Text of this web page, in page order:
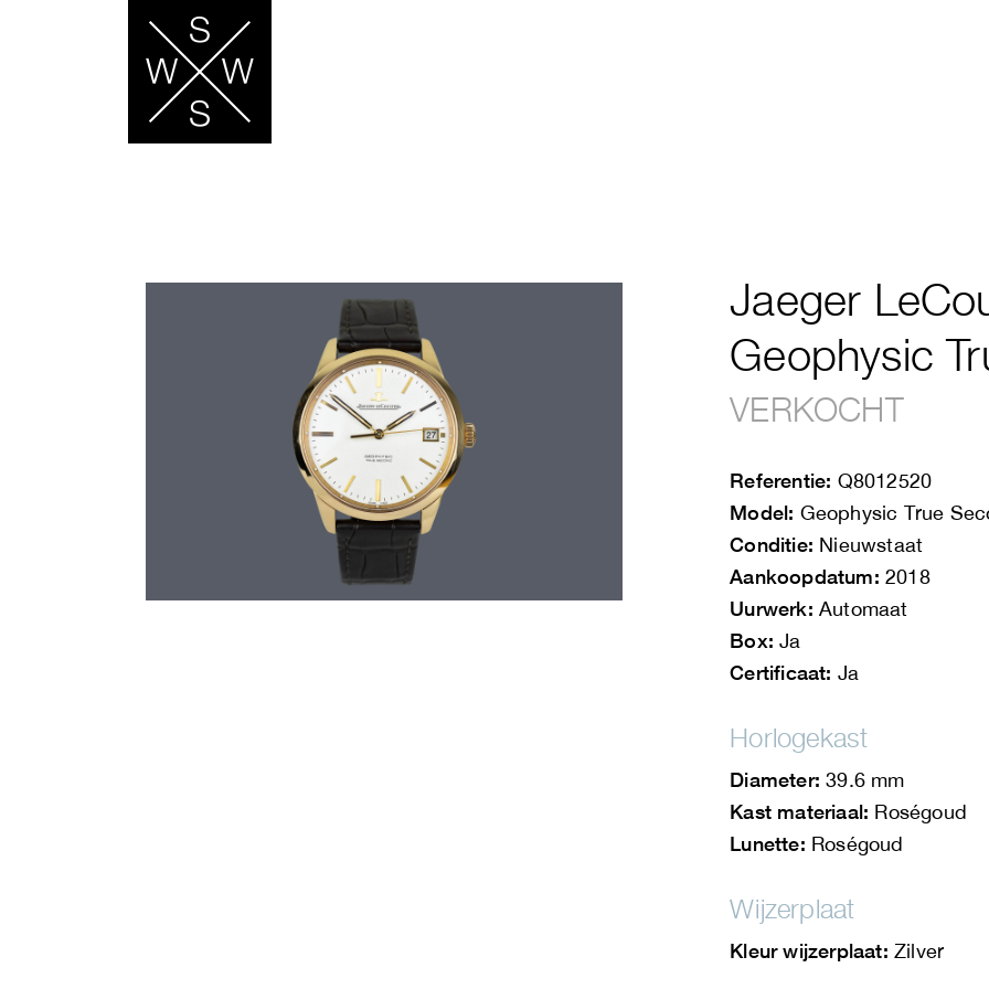
Jaeger
Geophysic
VERKOCHT
Referentie: Q8012520
Model: Geophysic True
Conditie: Nieuwstaat
Aankoopdatum: 2018
Uurwerk: Automaat
Box: Ja
Certificaat: Ja
Horlogekast
Diameter: 39.6 mm
Kast materiaal: Roségoud
Lunette: Roségoud
Wijzerplaat
Kleur wijzerplaat: Zilver